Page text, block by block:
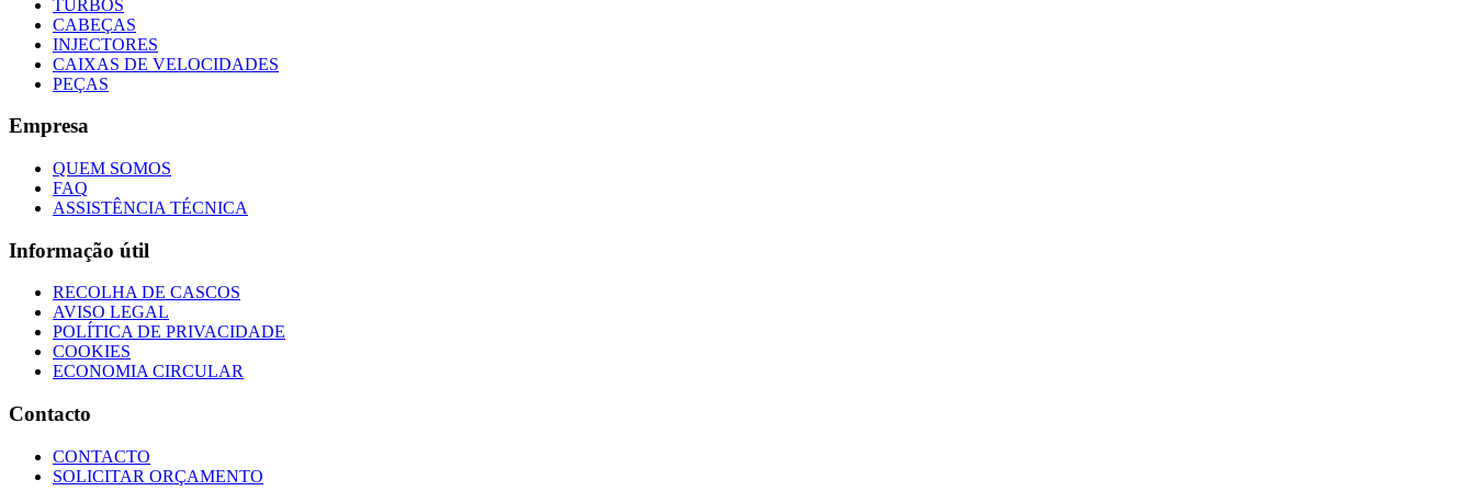
TURBOS
CABEÇAS
INJECTORES
CAIXAS DE VELOCIDADES
PEÇAS
Empresa
QUEM SOMOS
FAQ
ASSISTÊNCIA TÉCNICA
Informação útil
RECOLHA DE CASCOS
AVISO LEGAL
POLÍTICA DE PRIVACIDADE
COOKIES
ECONOMIA CIRCULAR
Contacto
CONTACTO
SOLICITAR ORÇAMENTO